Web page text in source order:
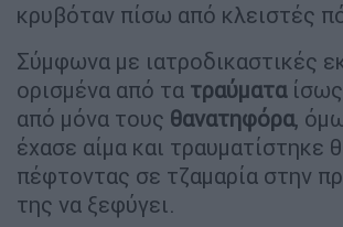
κρυβόταν πίσω από κλειστές
Σύμφωνα με ιατροδικαστικές
ορισμένα από τα τραύματαίσως
από μόνα τους θανατηφόρα,
έχασε αίμα και τραυματίστηκε
πέφτοντας σε τζαμαρία στην
της να ξεφύγει.